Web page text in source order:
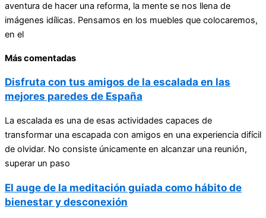
aventura de hacer una reforma, la mente se nos llena de
imágenes idílicas. Pensamos en los muebles que colocaremos,
en el
Más comentadas
Disfruta con tus amigos de la escalada en las
mejores paredes de España
La escalada es una de esas actividades capaces de
transformar una escapada con amigos en una experiencia difícil
de olvidar. No consiste únicamente en alcanzar una reunión,
superar un paso
El auge de la meditación guiada como hábito de
bienestar y desconexión